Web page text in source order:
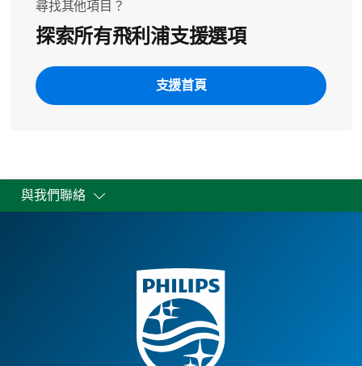
尋找其他項目？
探索所有飛利浦支援選項
支援首頁
與我們聯絡